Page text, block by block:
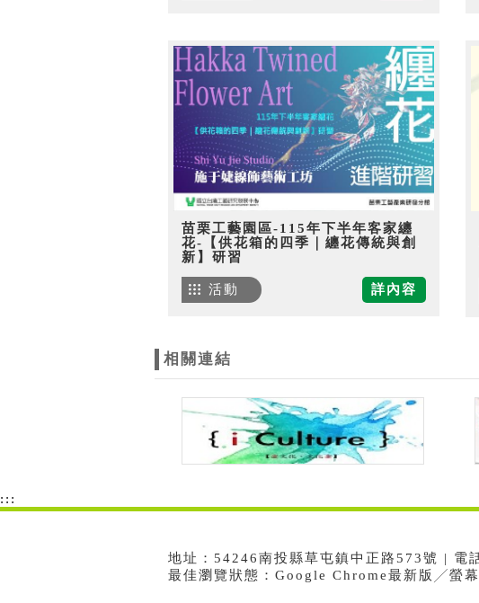
苗栗工藝園區-115年下半年客家纏
花-【供花箱的四季｜纏花傳統與創
新】研習
詳內容
活動
相關連結
:::
地址：54246南投縣草屯鎮中正路573號 | 電
最佳瀏覽狀態：Google Chrome最新版╱螢